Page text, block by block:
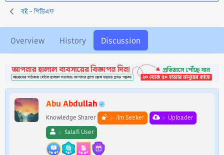
r
s
t
r
t
e
r
a
a
t
বই - পিডিএফ
Overview History Discussion
Abu Abdullah
Knowledge Sharer ilm Seeker
Uploader
Salafi User